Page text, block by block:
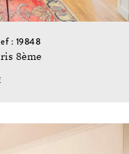
: 19848
8ème